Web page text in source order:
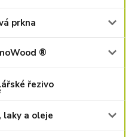
prkna
®
řezivo
laky a oleje